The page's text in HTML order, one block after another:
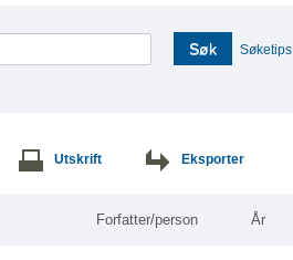
Søk Søketips
Utskrift Eksporter
Forfatter/person År